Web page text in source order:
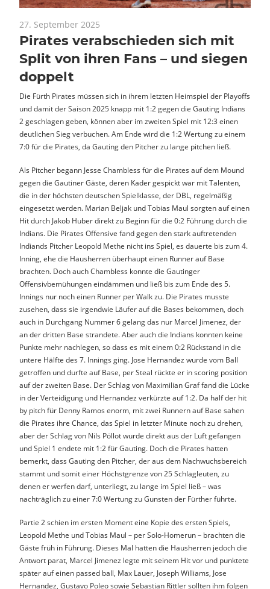
27. September 2025
Pirates verabschieden sich mit
Split von ihren Fans – und siegen
doppelt
Die Fürth Pirates müssen sich in ihrem letzten Heimspiel der Playoffs
und damit der Saison 2025 knapp mit 1:2 gegen die Gauting Indians
2 geschlagen geben, können aber im zweiten Spiel mit 12:3 einen
deutlichen Sieg verbuchen. Am Ende wird die 1:2 Wertung zu einem
7:0 für die Pirates, da Gauting den Pitcher zu lange pitchen ließ.
Als Pitcher begann Jesse Chambless für die Pirates auf dem Mound
gegen die Gautiner Gäste, deren Kader gespickt war mit Talenten,
die in der höchsten deutschen Spielklasse, der DBL, regelmäßig
eingesetzt werden. Marian Beljak und Tobias Maul sorgten auf einen
Hit durch Jakob Huber direkt zu Beginn für die 0:2 Führung durch die
Indians. Die Pirates Offensive fand gegen den stark auftretenden
Indiands Pitcher Leopold Methe nicht ins Spiel, es dauerte bis zum 4.
Inning, ehe die Hausherren überhaupt einen Runner auf Base
brachten. Doch auch Chambless konnte die Gautinger
Offensivbemühungen eindämmen und ließ bis zum Ende des 5.
Innings nur noch einen Runner per Walk zu. Die Pirates musste
zusehen, dass sie irgendwie Läufer auf die Bases bekommen, doch
auch in Durchgang Nummer 6 gelang das nur Marcel Jimenez, der
an der dritten Base strandete. Aber auch die Indians konnten keine
Punkte mehr nachlegen, so dass es mit einem 0:2 Rückstand in die
untere Hälfte des 7. Innings ging. Jose Hernandez wurde vom Ball
getroffen und durfte auf Base, per Steal rückte er in scoring position
auf der zweiten Base. Der Schlag von Maximilian Graf fand die Lücke
in der Verteidigung und Hernandez verkürzte auf 1:2. Da half der hit
by pitch für Denny Ramos enorm, mit zwei Runnern auf Base sahen
die Pirates ihre Chance, das Spiel in letzter Minute noch zu drehen,
aber der Schlag von Nils Pöllot wurde direkt aus der Luft gefangen
und Spiel 1 endete mit 1:2 für Gauting. Doch die Pirates hatten
bemerkt, dass Gauting den Pitcher, der aus dem Nachwuchsbereich
stammt und somit einer Höchstgrenze von 25 Schlagleuten, zu
denen er werfen darf, unterliegt, zu lange im Spiel ließ – was
nachträglich zu einer 7:0 Wertung zu Gunsten der Fürther führte.
Partie 2 schien im ersten Moment eine Kopie des ersten Spiels,
Leopold Methe und Tobias Maul – per Solo-Homerun – brachten die
Gäste früh in Führung. Dieses Mal hatten die Hausherren jedoch die
Antwort parat, Marcel Jimenez legte mit seinem Hit vor und punktete
später auf einen passed ball, Max Lauer, Joseph Williams, Jose
Hernandez, Gustavo Poleo sowie Sebastian Rittler sollten ihm folgen